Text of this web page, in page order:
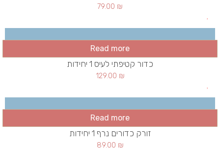
79.00 ₪
Read more
כדור קטיפתי לעיס 1 יחידות
129.00 ₪
Read more
זורק כדורים נרף 1 יחידות
89.00 ₪